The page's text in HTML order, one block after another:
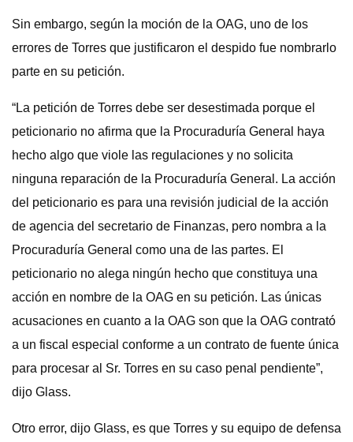
Sin embargo, según la moción de la OAG, uno de los
errores de Torres que justificaron el despido fue nombrarlo
parte en su petición.
“La petición de Torres debe ser desestimada porque el
peticionario no afirma que la Procuraduría General haya
hecho algo que viole las regulaciones y no solicita
ninguna reparación de la Procuraduría General. La acción
del peticionario es para una revisión judicial de la acción
de agencia del secretario de Finanzas, pero nombra a la
Procuraduría General como una de las partes. El
peticionario no alega ningún hecho que constituya una
acción en nombre de la OAG en su petición. Las únicas
acusaciones en cuanto a la OAG son que la OAG contrató
a un fiscal especial conforme a un contrato de fuente única
para procesar al Sr. Torres en su caso penal pendiente”,
dijo Glass.
Otro error, dijo Glass, es que Torres y su equipo de defensa